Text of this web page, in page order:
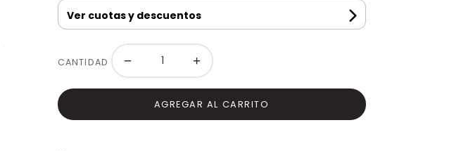
Ver cuotas y descuentos
CANTIDAD − +
AGREGAR AL CARRITO